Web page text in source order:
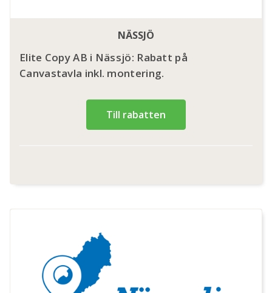
NÄSSJÖ
Elite Copy AB i Nässjö: Rabatt på
Canvastavla inkl. montering.
Till rabatten